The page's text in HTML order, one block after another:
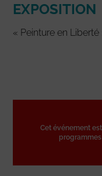
EXPOSITION
« Peinture en Liberté
Cet événement